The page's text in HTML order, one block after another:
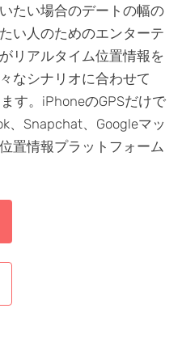
たい場合のデートの幅の
い人のためのエンターテ
リアルタイム位置情報を
なシナリオに合わせて
す。iPhoneのGPSだけで
、Snapchat、Googleマッ
置情報プラットフォーム